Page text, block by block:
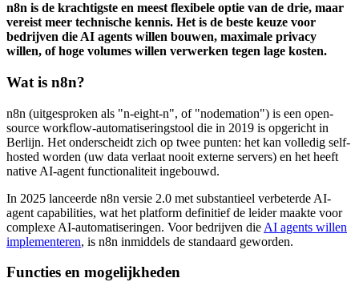
n8n is de krachtigste en meest flexibele optie van de drie, maar
vereist meer technische kennis. Het is de beste keuze voor
bedrijven die AI agents willen bouwen, maximale privacy
willen, of hoge volumes willen verwerken tegen lage kosten.
Wat is n8n?
n8n (uitgesproken als "n-eight-n", of "nodemation") is een open-
source workflow-automatiseringstool die in 2019 is opgericht in
Berlijn. Het onderscheidt zich op twee punten: het kan volledig self-
hosted worden (uw data verlaat nooit externe servers) en het heeft
native AI-agent functionaliteit ingebouwd.
In 2025 lanceerde n8n versie 2.0 met substantieel verbeterde AI-
agent capabilities, wat het platform definitief de leider maakte voor
complexe AI-automatiseringen. Voor bedrijven die AI agents willen
implementeren, is n8n inmiddels de standaard geworden.
Functies en mogelijkheden